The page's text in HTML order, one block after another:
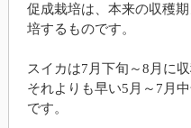
促成栽培は、本来の収穫
培するものです。
スイカは7月下旬～8月に
それよりも早い5月～7月
です。